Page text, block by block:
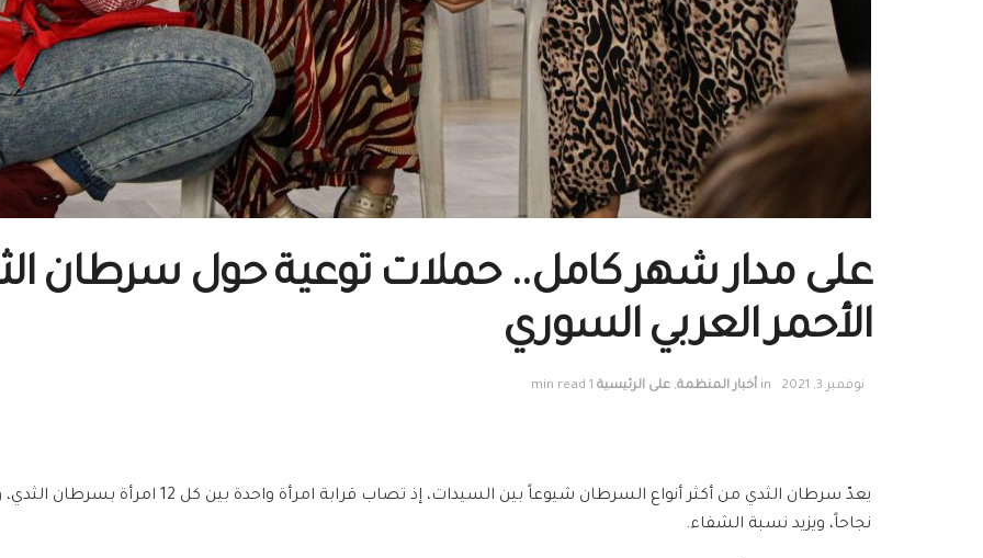
على مدار شهر كامل.. حملات توعية حول سرطان
الأحمر العربي السوري
نوفمبر 3, 2021 in أخبار المنظمة, على الرئيسية 1 min read
يعدّ سرطان الثدي من أكثر أنواع السرطان شيوعاً
نجاحاً، ويزيد نسبة الشفاء.